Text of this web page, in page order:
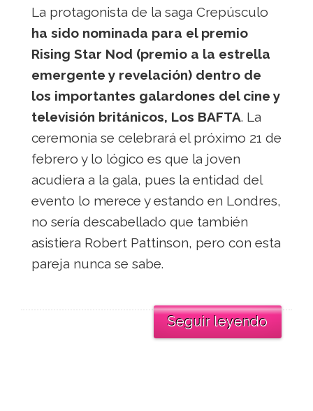
La protagonista de la saga Crepúsculo
ha sido nominada para el premio
Rising Star Nod (premio a la estrella
emergente y revelación) dentro de
los importantes galardones del cine y
televisión británicos, Los BAFTA. La
ceremonia se celebrará el próximo 21 de
febrero y lo lógico es que la joven
acudiera a la gala, pues la entidad del
evento lo merece y estando en Londres,
no sería descabellado que también
asistiera Robert Pattinson, pero con esta
pareja nunca se sabe.
Seguir leyendo